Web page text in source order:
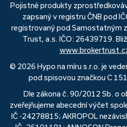
Pojistné produkty
zapsaný v registru ČNB pod
registrovaný pod Samostatným
Trust, a.s. IČO: 26439719.
© 2026 Hypo na míru s.r.o. je
pod spisovou značkou C
Dle zákona č. 90/2012 Sb. o
zveřejňujeme abecední výčet
IČ -24278815; AKROPOL